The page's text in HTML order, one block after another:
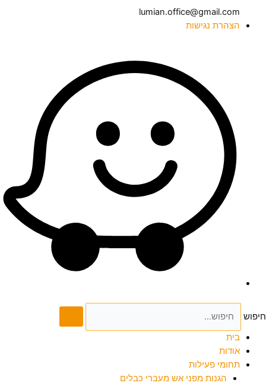
lumian.office@gmail.com
הצהרת נגישות
חיפוש
בית
אודות
תחומי פעילות
הגנות מפני אש מעברי כבלים